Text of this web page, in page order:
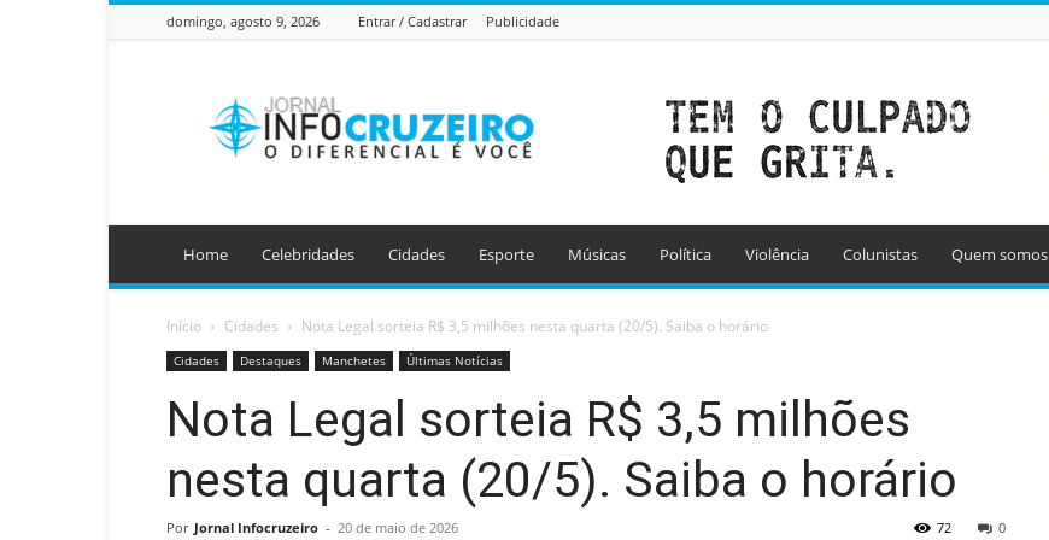
domingo, agosto 9, 2026 Entrar / Cadastrar Publicidade
Info
Cruzeiro
Home Celebridades Cidades Esporte Músicas Política Violência Colunistas Quem somos
Início Cidades Nota Legal sorteia R$ 3,5 milhões nesta quarta (20/5). Saiba o horário
Cidades Destaques Manchetes Últimas Notícias
Nota Legal sorteia R$ 3,5 milhões
nesta quarta (20/5). Saiba o horário
Por Jornal Infocruzeiro - 20 de maio de 2026 0
72